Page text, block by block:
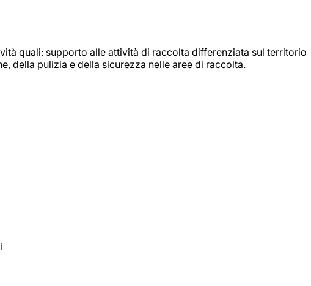
quali: supporto alle attività di raccolta differenziata sul territorio
della pulizia e della sicurezza nelle aree di raccolta.